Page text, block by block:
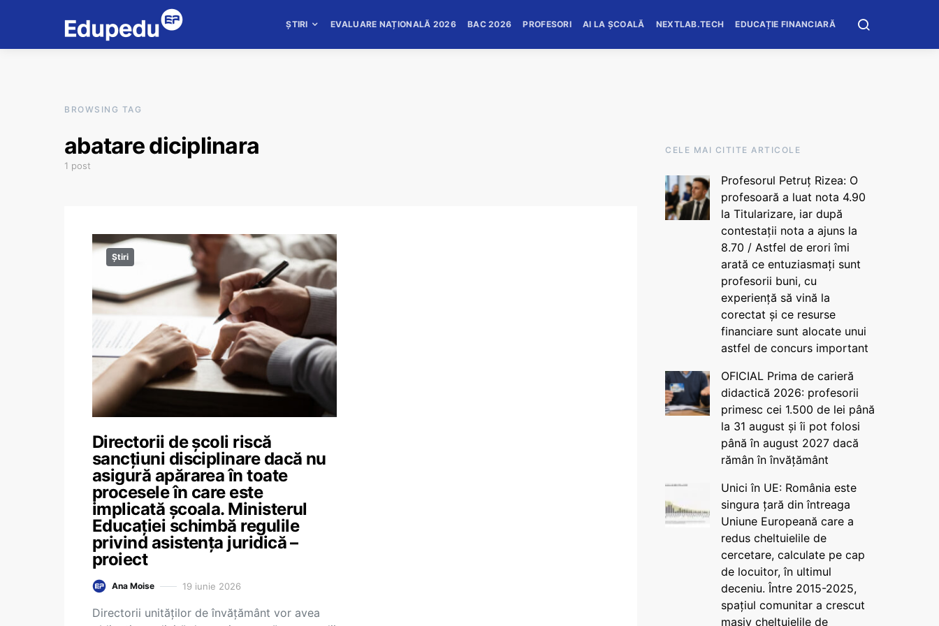
ȘTIRI EVALUARE NAȚIONALĂ 2026 BAC 2026 PROFESORI AI LA ȘCOALĂ NEXTLAB.TECH EDUCAȚIE FINANCIARĂ
BROWSING TAG
abatare diciplinara
1 post
Știri
Directorii de școli riscă
sancțiuni disciplinare dacă nu
asigură apărarea în toate
procesele în care este
implicată școala. Ministerul
Educației schimbă regulile
privind asistența juridică –
proiect
Ana Moise 19 iunie 2026
Directorii unităților de învățământ vor avea
CELE MAI CITITE ARTICOLE
Profesorul Petruț Rizea: O
profesoară a luat nota 4.90
la Titularizare, iar după
contestații nota a ajuns la
8.70 / Astfel de erori îmi
arată ce entuziasmați sunt
profesorii buni, cu
experiență să vină la
corectat și ce resurse
financiare sunt alocate unui
astfel de concurs important
OFICIAL Prima de carieră
didactică 2026: profesorii
primesc cei 1.500 de lei până
la 31 august și îi pot folosi
până în august 2027 dacă
rămân în învățământ
Unici în UE: România este
singura țară din întreaga
Uniune Europeană care a
redus cheltuielile de
cercetare, calculate pe cap
de locuitor, în ultimul
deceniu. Între 2015-2025,
spațiul comunitar a crescut
masiv cheltuielile de